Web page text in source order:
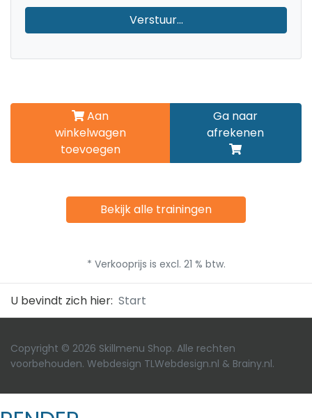
Verstuur...
Aan
winkelwagen
toevoegen
Ga naar
afrekenen
Bekijk alle trainingen
* Verkooprijs is excl. 21 % btw.
U bevindt zich hier: Start
Copyright © 2026 Skillmenu Shop. Alle rechten
voorbehouden. Webdesign TLWebdesign.nl & Brainy.nl.